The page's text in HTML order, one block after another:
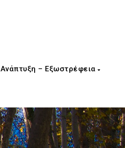
Ανάπτυξη – Εξωστρέφεια